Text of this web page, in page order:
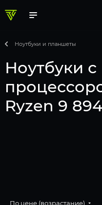
Ноутбуки и планшеты
Ноутбуки с
Ryzen 9
По цене (возрастание)